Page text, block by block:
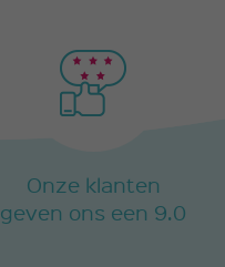
Onze klanten
geven ons een 9.0